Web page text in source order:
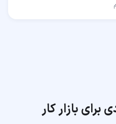
برای بازار کار